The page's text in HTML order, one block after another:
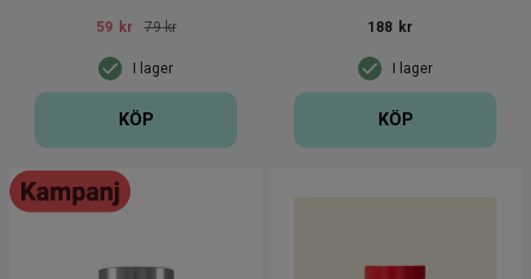
I lager
59 kr 79 kr
KÖP
I lager
188 kr
KÖP